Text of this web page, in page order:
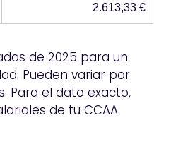
2.613,33 €
de 2025 para un
Pueden variar por
Para el dato exacto,
de tu CCAA.